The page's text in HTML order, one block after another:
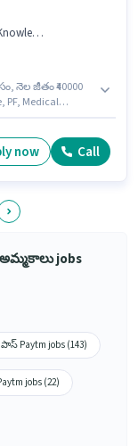
Wiring
నెల జీతం ₹40000
Medical
Product Demo,
now Call
అమ్మకాలు jobs
Paytm jobs (143)
jobs (22)